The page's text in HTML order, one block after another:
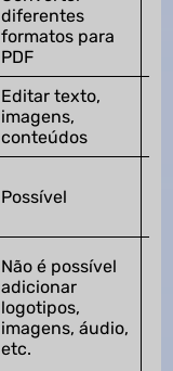
diferentes
formatos para
PDF
Editar texto,
imagens,
conteúdos
Possível
Não é possível
adicionar
logotipos,
imagens, áudio,
etc.